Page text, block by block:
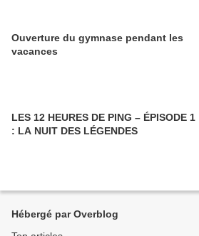
Ouverture du gymnase pendant les
vacances
LES 12 HEURES DE PING – ÉPISODE 1
: LA NUIT DES LÉGENDES
Hébergé par Overblog